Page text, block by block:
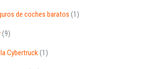
de coches baratos (1)
(9)
Cybertruck(1)